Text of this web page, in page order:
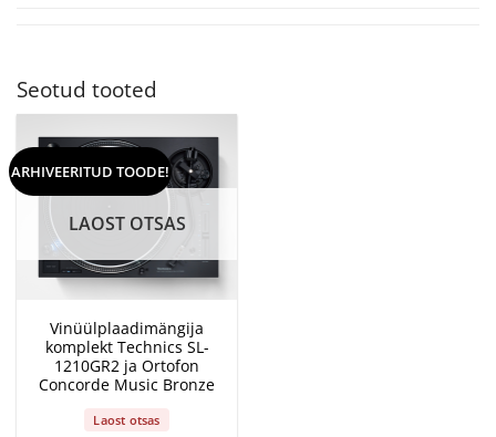
Seotud tooted
ARHIVEERITUD TOODE!
LAOST OTSAS
Vinüülplaadimängija
komplekt Technics SL-
1210GR2 ja Ortofon
Concorde Music Bronze
Laost otsas